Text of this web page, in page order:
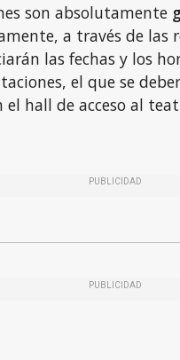
son absolutamente
a través de las
las fechas y los
el que se
hall de acceso al
PUBLICIDAD
PUBLICIDAD